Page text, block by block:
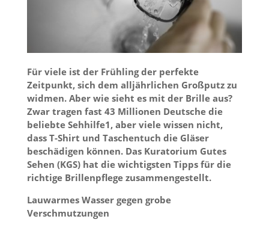
Für viele ist der Frühling der perfekte
Zeitpunkt, sich dem alljährlichen Großputz zu
widmen. Aber wie sieht es mit der Brille aus?
Zwar tragen fast 43 Millionen Deutsche die
beliebte Sehhilfe1, aber viele wissen nicht,
dass T-Shirt und Taschentuch die Gläser
beschädigen können. Das Kuratorium Gutes
Sehen (KGS) hat die wichtigsten Tipps für die
richtige Brillenpflege zusammengestellt.
Lauwarmes Wasser gegen grobe
Verschmutzungen